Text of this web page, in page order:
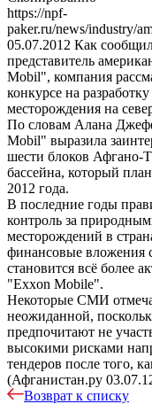
https://npf-
paker.ru/news/industry/
05.07.2012 Как
представитель
Mobil", компания
конкурсе на
месторождения на
По словам Алана
Mobil" выразила
шести блоков Афгано-
бассейна, который
2012 года.
В последние годы
контроль за
месторождений в
финансовые вложения
становится всё более
"Exxon Mobile".
Некоторые СМИ
неожиданной,
предпочитают не
высокими рисками
тендеров после того,
(Афганистан.ру
Возврат к списку